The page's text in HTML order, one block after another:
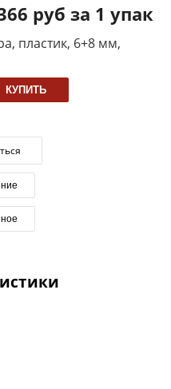
руб за 1 упак
пластик, 6+8 мм,
КУПИТЬ